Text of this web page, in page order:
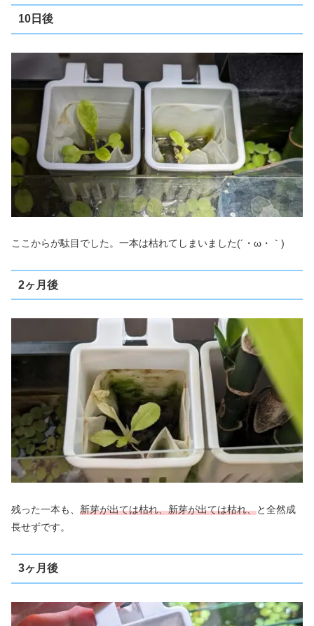
10日後
ここからが駄目でした。一本は枯れてしまいました(´・ω・｀)
2ヶ月後
残った一本も、 新芽が出ては枯れ、新芽が出ては枯れ、と全然成
長せずです。
3ヶ月後